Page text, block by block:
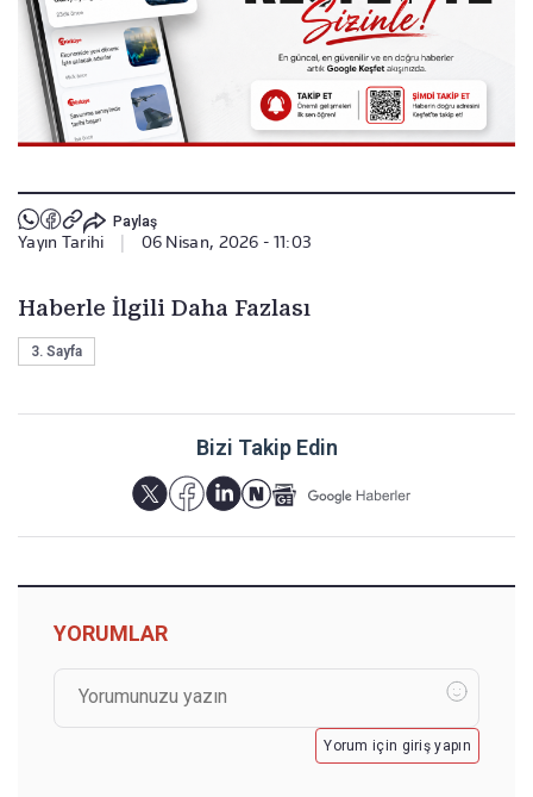
Paylaş
Yayın Tarihi 06 Nisan, 2026 - 11:03
Haberle İlgili Daha Fazlası
3. Sayfa
Bizi Takip Edin
YORUMLAR
Yorum için giriş yapın